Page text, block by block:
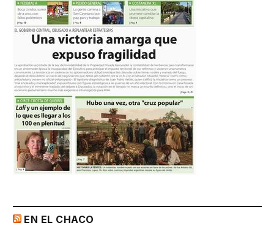
EN EL CHACO